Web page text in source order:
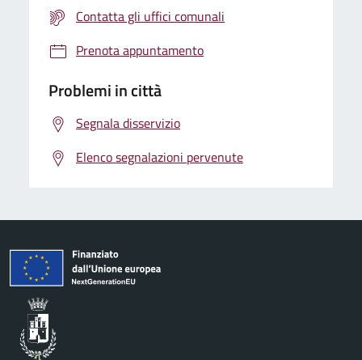
Contatta gli uffici comunali
Prenota appuntamento
Problemi in città
Segnala disservizio
Elenco segnalazioni pervenute